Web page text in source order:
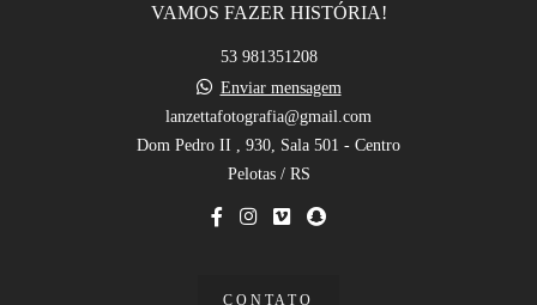
VAMOS FAZER HISTÓRIA!
53 981351208
Enviar mensagem
lanzettafotografia@gmail.com
Dom Pedro II , 930, Sala 501 - Centro
Pelotas / RS
CONTATO